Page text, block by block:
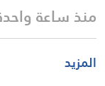
منذ ساعة
المزيد